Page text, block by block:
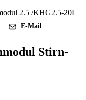
2.5 /KHG2.5-20L
E-Mail
Stirn-